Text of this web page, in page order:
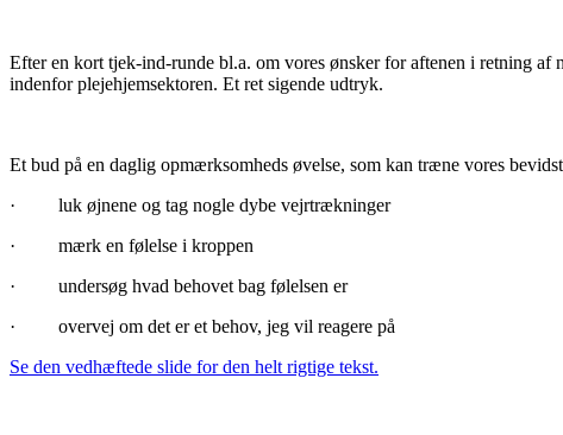
Efter en kort tjek-ind-runde bl.a. om vores ønsker for aftenen i retning
indenfor plejehjemsektoren. Et ret sigende udtryk.
Et bud på en daglig opmærksomheds øvelse, som kan træne vores
· luk øjnene og tag nogle dybe vejrtrækninger
· mærk en følelse i kroppen
· undersøg hvad behovet bag følelsen er
· overvej om det er et behov, jeg vil reagere på
Se den vedhæftede slide for den helt rigtige tekst.